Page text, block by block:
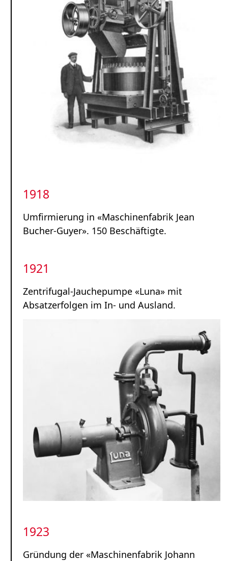
1918
Umfirmierung in «Maschinenfabrik Jean
Bucher-Guyer». 150 Beschäftigte.
1921
Zentrifugal-Jauchepumpe «Luna» mit
Absatzerfolgen im In- und Ausland.
1923
Gründung der «Maschinenfabrik Johann